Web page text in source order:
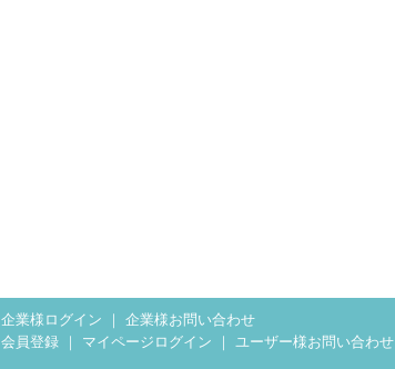
企業様ログイン ｜ 企業様お問い合わせ
会員登録 ｜ マイページログイン ｜ ユーザー様お問い合わせ